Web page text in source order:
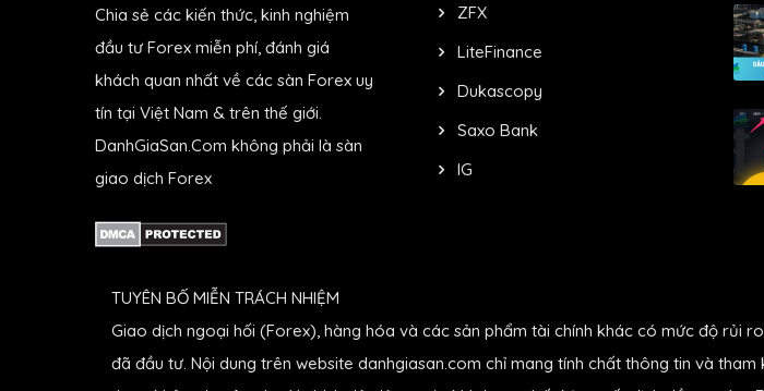
Chia sẻ các kiến thức, kinh nghiệm
đầu tư Forex miễn phí, đánh giá
khách quan nhất về các sàn Forex uy
tín tại Việt Nam & trên thế giới.
DanhGiaSan.Com không phải là sàn
giao dịch Forex
ZFX
LiteFinance
Dukascopy
Saxo Bank
IG
TUYÊN BỐ MIỄN TRÁCH NHIỆM
Giao dịch ngoại hối (Forex), hàng hóa và các sản phẩm tài chính khác có mức độ rủi
đã đầu tư. Nội dung trên website danhgiasan.com chỉ mang tính chất thông tin và